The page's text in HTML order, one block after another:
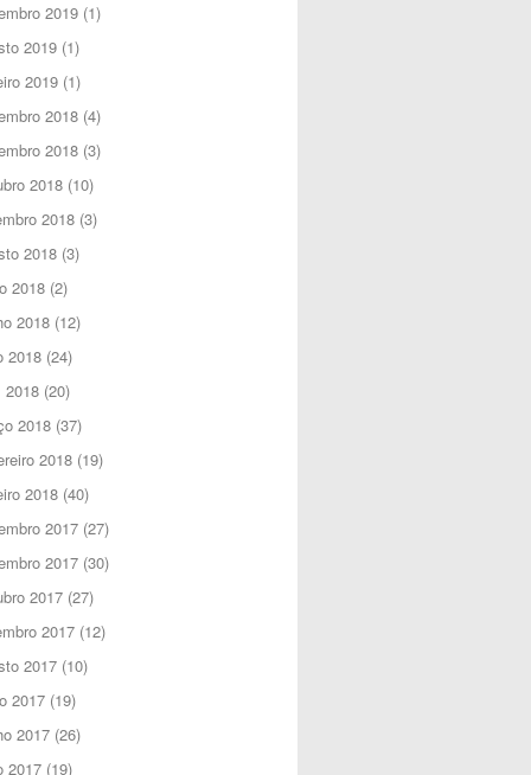
2019(1)
2019(1)
2019(1)
2018(4)
2018(3)
2018(10)
2018(3)
2018(3)
2018(2)
2018(12)
2018(24)
2018(20)
2018(37)
2018(19)
2018(40)
2017(27)
2017(30)
2017(27)
2017(12)
2017(10)
2017(19)
2017(26)
2017(19)